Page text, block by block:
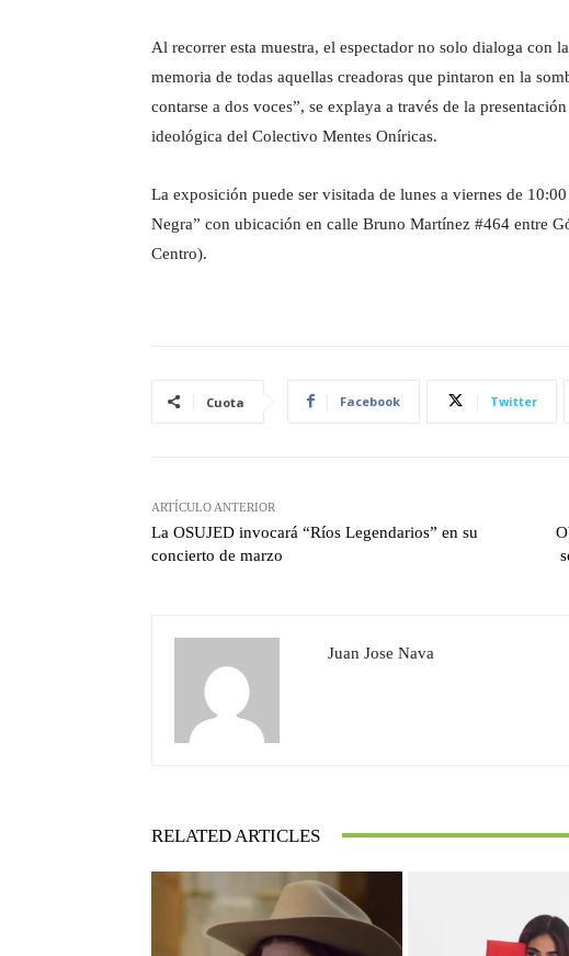
Al recorrer esta muestra, el espectador no solo dialoga con
memoria de todas aquellas creadoras que pintaron en la
contarse a dos voces”, se explaya a través de la
ideológica del Colectivo Mentes Oníricas.
La exposición puede ser visitada de lunes a viernes de
Negra” con ubicación en calle Bruno Martínez #464 entre
Centro).
Cuota Facebook Twitter
ARTÍCULO ANTERIOR
La OSUJED invocará “Ríos Legendarios” en su
concierto de marzo
Juan Jose Nava
RELATED ARTICLES